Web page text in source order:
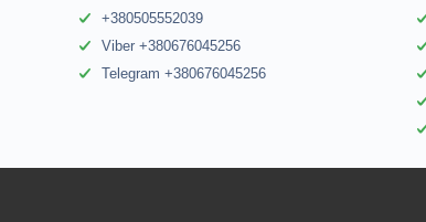
+380505552039
Viber +380676045256
Telegram +380676045256